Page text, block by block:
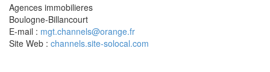
Agences immobilieres
Boulogne-Billancourt
E-mail : mgt.channels@orange.fr
Site Web : channels.site-solocal.com